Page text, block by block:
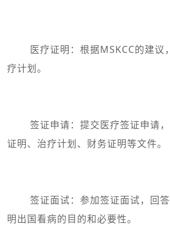
医疗证明：根据MSKCC的建议
疗计划。
签证申请：提交医疗签证申请，
证明、治疗计划、财务证明等文件。
签证面试：参加签证面试，回答
明出国看病的目的和必要性。